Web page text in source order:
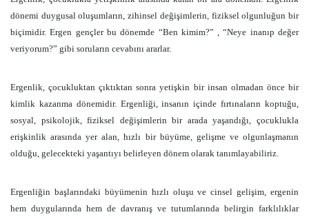
dönemi duygusal oluşumların, zihinsel değişimlerin, fiziksel olgunluğun bir
biçimidir. Ergen gençler bu dönemde “Ben kimim?” , “Neye inanıp değer
veriyorum?” gibi soruların cevabını ararlar.
Ergenlik, çocukluktan çıktıktan sonra yetişkin bir insan olmadan önce bir
kimlik kazanma dönemidir. Ergenliği, insanın içinde fırtınaların koptuğu,
sosyal, psikolojik, fiziksel değişimlerin bir arada yaşandığı, çocuklukla
erişkinlik arasında yer alan, hızlı bir büyüme, gelişme ve olgunlaşmanın
olduğu, gelecekteki yaşantıyı belirleyen dönem olarak tanımlayabiliriz.
Ergenliğin başlarındaki büyümenin hızlı oluşu ve cinsel gelişim, ergenin
hem duygularında hem de davranış ve tutumlarında belirgin farklılıklar